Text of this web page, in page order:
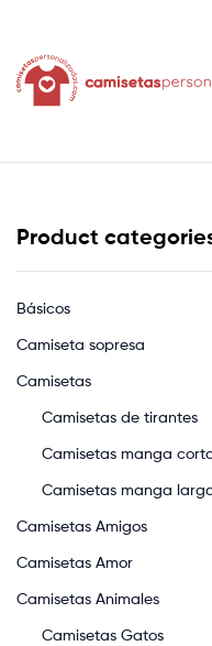
Product
Básicos
Camiseta sopresa
Camisetas
Camisetas de tirantes
Camisetas manga
Camisetas manga
Camisetas Amigos
Camisetas Amor
Camisetas Animales
Camisetas Gatos